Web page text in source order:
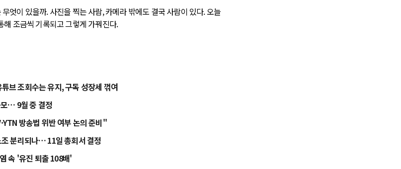
엇이 있을까. 사진을 찍는 사람, 카메라 밖에도 결국 사람이 있다. 오늘
해 조금씩 기록되고 그렇게 가꿔진다.
브 조회수는 유지, 구독 성장세 꺾여
… 9월 중 결정
방송법 위반 여부 논의 준비"
분리되나… 11일 총회서 결정
속 '유진 퇴출 108배'